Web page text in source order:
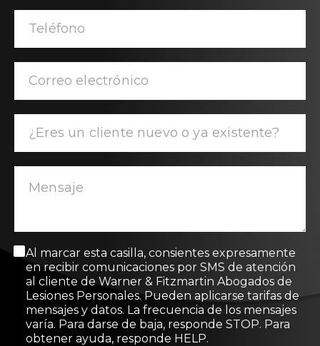
Al marcar esta casilla, consientes expresamente
en recibir comunicaciones por SMS de atención
al cliente de Warner & Fitzmartin Abogados de
Lesiones Personales. Pueden aplicarse tarifas de
mensajes y datos. La frecuencia de los mensajes
varía. Para darse de baja, responde STOP. Para
obtener ayuda, responde HELP.